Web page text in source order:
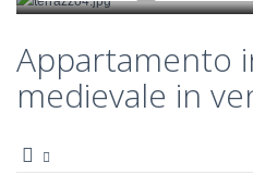
Appartamento
medievale in